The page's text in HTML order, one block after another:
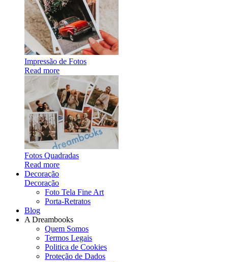
Impressão de Fotos
Read more
Fotos Quadradas
Read more
Decoração
Decoração
Foto Tela Fine Art
Porta-Retratos
Blog
A Dreambooks
Quem Somos
Termos Legais
Politica de Cookies
Proteção de Dados